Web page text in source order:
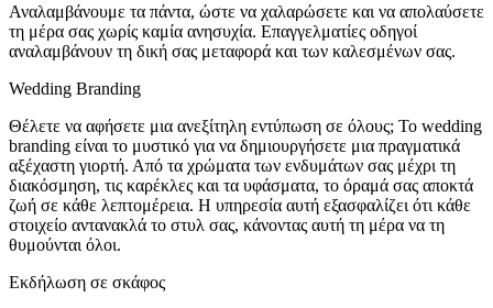
Αναλαμβάνουμε τα πάντα, ώστε να χαλαρώσετε και να απολαύσετε
τη μέρα σας χωρίς καμία ανησυχία. Επαγγελματίες οδηγοί
αναλαμβάνουν τη δική σας μεταφορά και των καλεσμένων σας.
Wedding Branding
Θέλετε να αφήσετε μια ανεξίτηλη εντύπωση σε όλους; Το wedding
branding είναι το μυστικό για να δημιουργήσετε μια πραγματικά
αξέχαστη γιορτή. Από τα χρώματα των ενδυμάτων σας μέχρι τη
διακόσμηση, τις καρέκλες και τα υφάσματα, το όραμά σας αποκτά
ζωή σε κάθε λεπτομέρεια. Η υπηρεσία αυτή εξασφαλίζει ότι κάθε
στοιχείο αντανακλά το στυλ σας, κάνοντας αυτή τη μέρα να τη
θυμούνται όλοι.
Εκδήλωση σε σκάφος